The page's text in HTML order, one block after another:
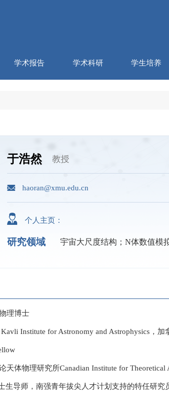
学术报告 学术科研 学生培养
于浩然 教授
haoran@xmu.edu.cn
个人主页：
研究领域 宇宙大尺度结构；N体数值模
理博士
Institute for Astronomy and Astrophysics，加
天体物理研究所Canadian Institute for Theoretical
生导师，南强青年拔尖人才计划支持的特任研究